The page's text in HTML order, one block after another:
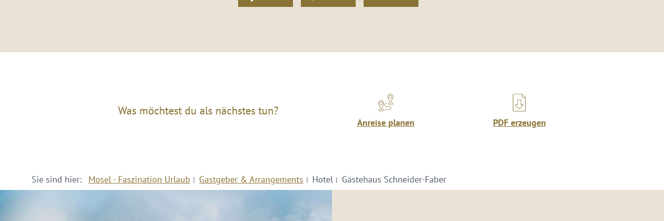
Was möchtest du als nächstes tun?
Anreise planen PDF erzeugen
Sie sind hier: Mosel - Faszination Urlaub Gastgeber & Arrangements Hotel Gästehaus Schneider-Faber